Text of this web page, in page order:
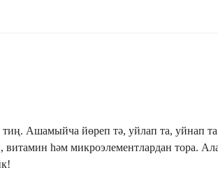
Ашамыйча йөреп тә, уйлап та, уйнап
һәм микроэлементлардан тора.